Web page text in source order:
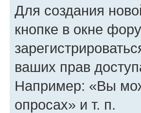
Для создания
кнопке в окне
ваших прав
Например: «Вы
опросах» и т. п.